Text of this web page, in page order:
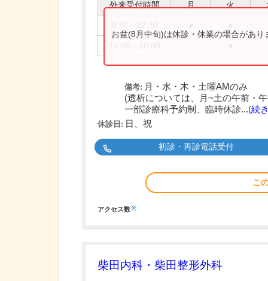
外来受付時間 月 火
お盆(8月中旬)は休診・休業の場合があ
備考: 月・水・木・土曜AMのみ
(透析については、月~土の午前・
一部診療科予約制、臨時休診...(続
休診日: 日、祝
初診・再診電話受付
こ
アクセス数※
柴田内科・柴田整形外科